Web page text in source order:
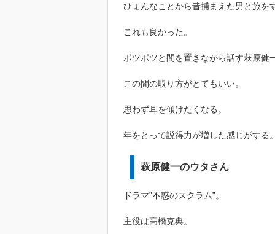
ひょんなことから昔捕まえた男と旅を
これも良かった。
ポツポツと間を置きながら話す萩原健
この間の取り方がとてもいい。
思わず耳を傾けたくなる。
年をとって説得力が増した感じがする
萩原健一のウタさん
ドラマ”不惑のスクラム”。
主役は高橋克典。